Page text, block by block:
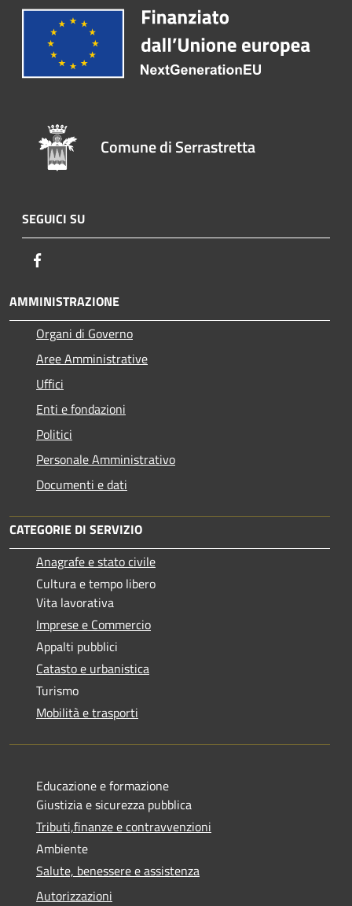
Comune di Serrastretta
SEGUICI SU
AMMINISTRAZIONE
Organi di Governo
Aree Amministrative
Uffici
Enti e fondazioni
Politici
Personale Amministrativo
Documenti e dati
CATEGORIE DI SERVIZIO
Anagrafe e stato civile
Cultura e tempo libero
Vita lavorativa
Imprese e Commercio
Appalti pubblici
Catasto e urbanistica
Turismo
Mobilità e trasporti
Educazione e formazione
Giustizia e sicurezza pubblica
Tributi,finanze e contravvenzioni
Ambiente
Salute, benessere e assistenza
Autorizzazioni